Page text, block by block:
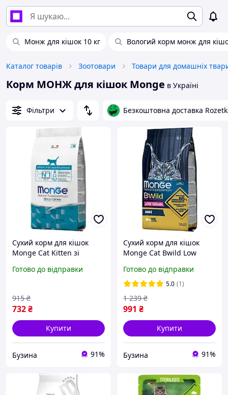
Монж для кішок 10 кг Вологий корм монж для
Каталог товарів Зоотовари
Корм МОНЖ для кішок Monge в Україні
Фільтри Безкоштовна доставка
Сухий корм для кішок
Monge Cat Kitten зі
8009470004879 mayak
Готово до відправки
732₴
915 ₴
Купити
Бузина 91%
Сухий корм для кішок
Monge Cat Bwild Low
кг (8009470012003)
Готово до відправки
5.0 (1)
991 ₴
1 239 ₴
Купити
Бузина 91%